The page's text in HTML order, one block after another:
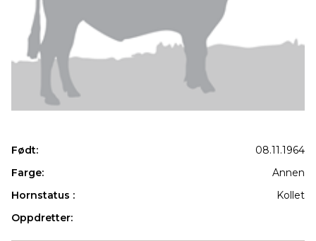
Født:
08.11.1964
Farge:
Annen
Hornstatus :
Kollet
Oppdretter: